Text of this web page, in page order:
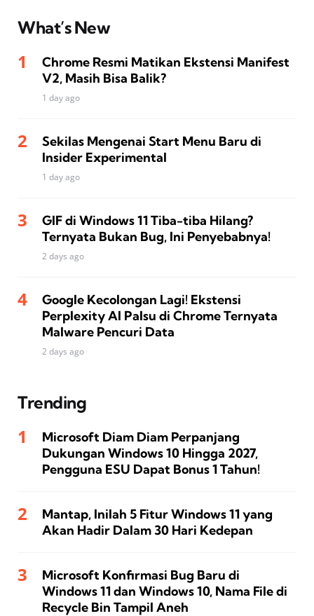
What’s New
Chrome Resmi Matikan Ekstensi Manifest
V2, Masih Bisa Balik?
1 day ago
Sekilas Mengenai Start Menu Baru di
Insider Experimental
1 day ago
GIF di Windows 11 Tiba-tiba Hilang?
Ternyata Bukan Bug, Ini Penyebabnya!
2 days ago
Google Kecolongan Lagi! Ekstensi
Perplexity AI Palsu di Chrome Ternyata
Malware Pencuri Data
2 days ago
Trending
Microsoft Diam Diam Perpanjang
Dukungan Windows 10 Hingga 2027,
Pengguna ESU Dapat Bonus 1 Tahun!
Mantap, Inilah 5 Fitur Windows 11 yang
Akan Hadir Dalam 30 Hari Kedepan
Microsoft Konfirmasi Bug Baru di
Windows 11 dan Windows 10, Nama File di
Recycle Bin Tampil Aneh